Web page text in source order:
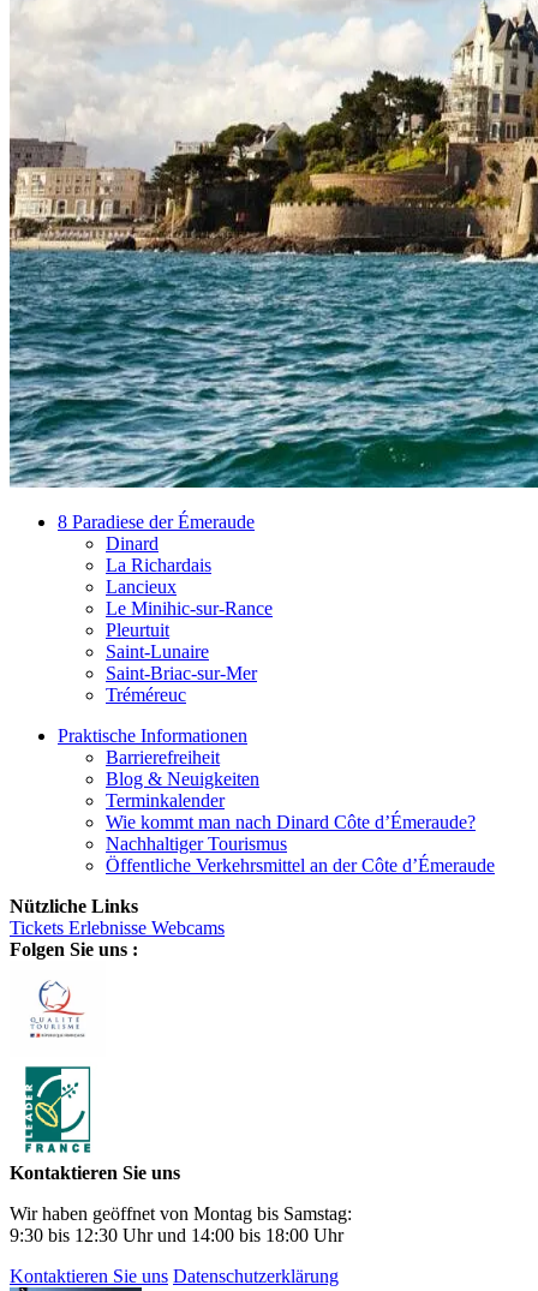
8 Paradiese der Émeraude
Dinard
La Richardais
Lancieux
Le Minihic-sur-Rance
Pleurtuit
Saint-Lunaire
Saint-Briac-sur-Mer
Tréméreuc
Praktische Informationen
Barrierefreiheit
Blog & Neuigkeiten
Terminkalender
Wie kommt man nach Dinard Côte d’Émeraude?
Nachhaltiger Tourismus
Öffentliche Verkehrsmittel an der Côte d’Émeraude
Nützliche Links
Tickets Erlebnisse Webcams
Folgen Sie uns :
Kontaktieren Sie uns
Wir haben geöffnet von Montag bis Samstag:
9:30 bis 12:30 Uhr und 14:00 bis 18:00 Uhr
Kontaktieren Sie uns Datenschutzerklärung